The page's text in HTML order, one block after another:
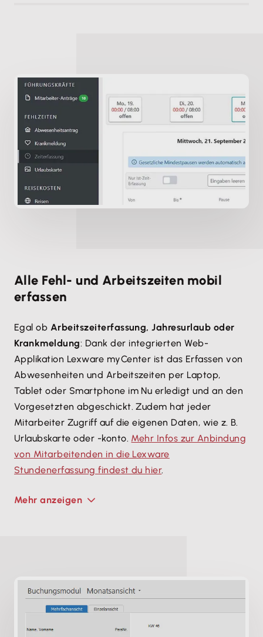
Alle Fehl- und Arbeitszeiten mobil
erfassen
Egal ob Arbeitszeiterfassung, Jahresurlaub oder
Krankmeldung: Dank der integrierten Web-
Applikation Lexware myCenter ist das Erfassen von
Abwesenheiten und Arbeitszeiten per Laptop,
Tablet oder Smartphone im Nu erledigt und an den
Vorgesetzten abgeschickt. Zudem hat jeder
Mitarbeiter Zugriff auf die eigenen Daten, wie z. B.
Urlaubskarte oder -konto. Mehr Infos zur Anbindung
von Mitarbeitenden in die Lexware
Stundenerfassung findest du hier.
Mehr anzeigen